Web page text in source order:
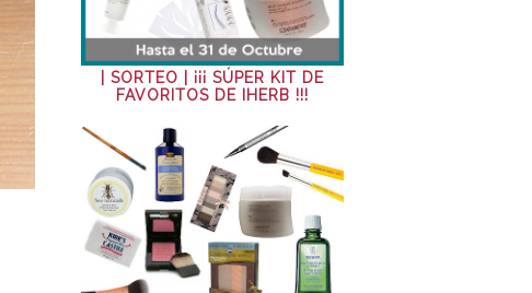
| SORTEO | ¡¡¡ SÚPER KIT DE
FAVORITOS DE IHERB !!!